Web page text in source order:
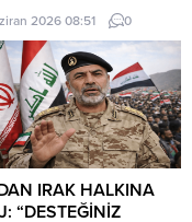
Prof. Dr. İlyas
AB parlamentosuna
Avrupa
tarafından 17
2026 tarihinde kabul
Raporu, teknik bir
belgesi olmaktan ziyade,
AB ilişkilerinin gerilimli fay
derinleştiren ve
stratejik özerkliğini
2026 08:51 0
IRAK HALKINA
“DESTEĞİNİZ